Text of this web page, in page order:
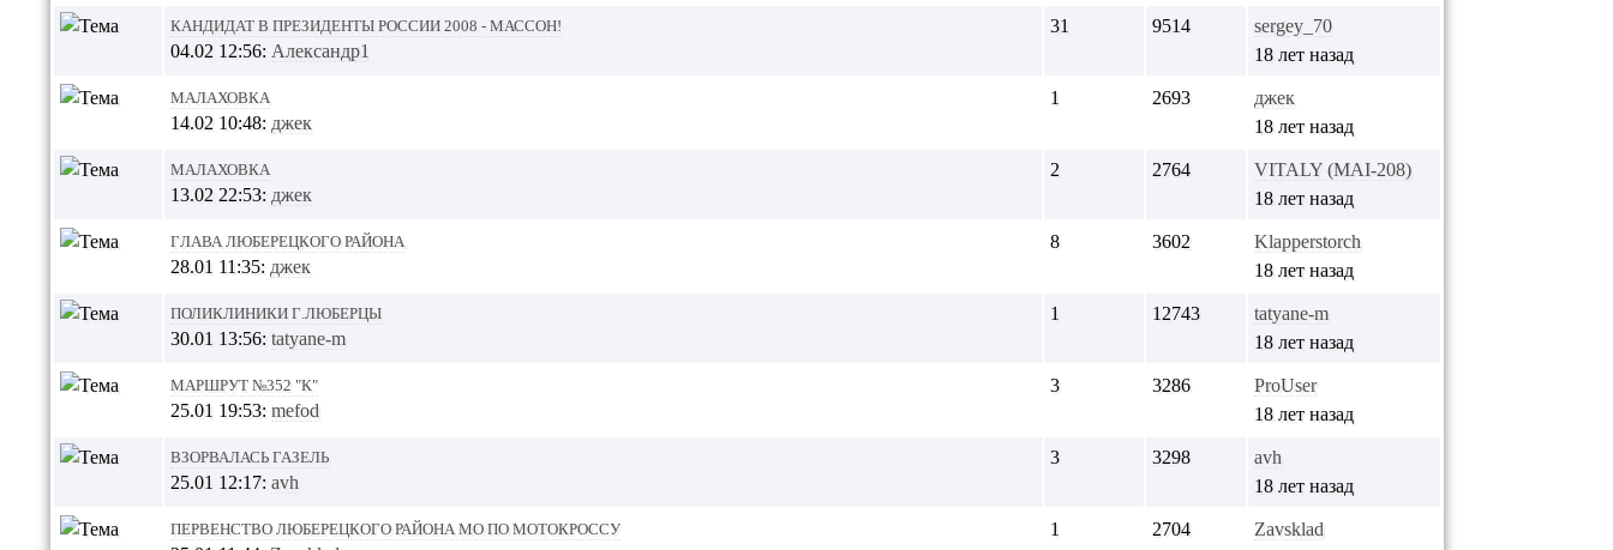
Кандидат в Президенты России 2008 - массон!
04.02 12:56: Александр1
31 9514
sergey_70
18 лет назад
Малаховка
14.02 10:48: джек
1 2693
джек
18 лет назад
Малаховка
13.02 22:53: джек
2 2764
VITALY (MAI-208)
18 лет назад
Глава Люберецкого района
28.01 11:35: джек
8 3602
Klapperstorch
18 лет назад
Поликлиники г.Люберцы
30.01 13:56: tatyane-m
1 12743
tatyane-m
18 лет назад
Маршрут №352 "К"
25.01 19:53: mefod
3 3286
ProUser
18 лет назад
Взорвалась газель
25.01 12:17: avh
3 3298
avh
18 лет назад
Первенство Люберецкого района МО по Мотокроссу 1 2704
Zavsklad